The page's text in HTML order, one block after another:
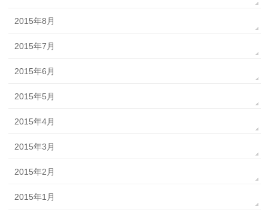
2015年8月
2015年7月
2015年6月
2015年5月
2015年4月
2015年3月
2015年2月
2015年1月